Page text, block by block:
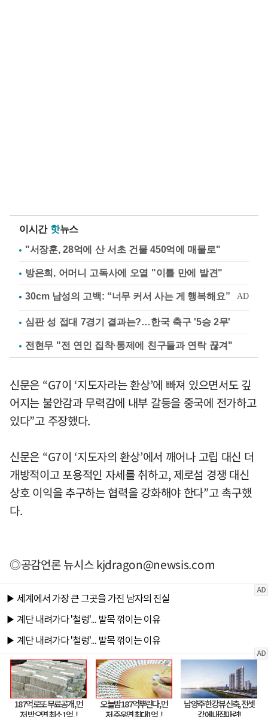
이시간 핫뉴스
"서장훈, 28억에 산 서초 건물 450억에 매물로"
방은희, 어머니 고독사에 오열 "이틀 만에 발견"
심판 성 접대 7경기 결과는?…한국 축구 '5승 2무'
전현무 "전 연인 집착·통제에 친구들과 연락 끊겨"
신문은 “G7이 ‘지도자라는 환상’에 빠져 있으면서도 깊
어지는 불안감과 무력감에 내부 갈등을 중국에 전가하고
있다”고 주장했다.
신문은 “G7이 ‘지도자의 환상’에서 깨어나 고립 대신 더
개방적이고 포용적인 자세를 취하고, 제로섬 경쟁 대신
상호 이익을 추구하는 협력을 강화해야 한다”고 촉구했
다.
◎공감언론 뉴시스kjdragon@newsis.com